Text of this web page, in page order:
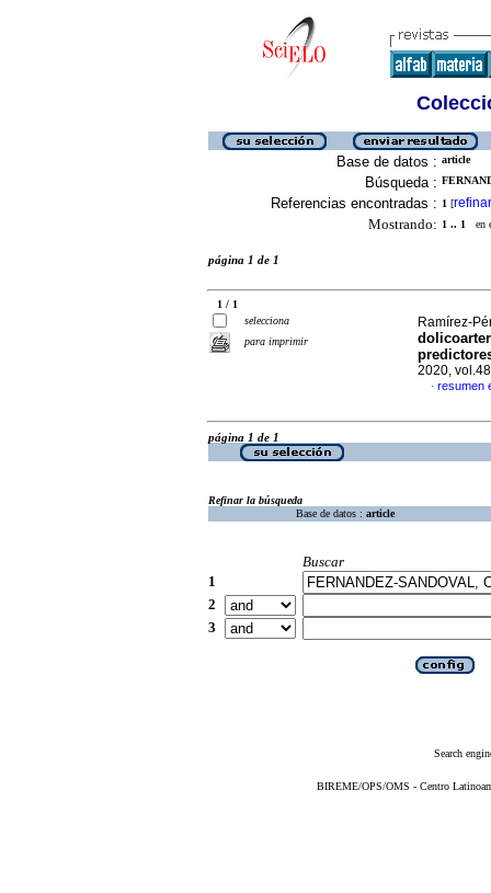
Base de datos : article
Búsqueda :
Referencias encontradas : 1 [refinar
Mostrando: 1 .. 1 en
página 1 de 1
1 / 1
selecciona
para imprimir
Ramírez-
2020,
· resumen
página 1 de 1
Refinar la búsqueda
Base de datos : article
Buscar
1
2
3
Search
BIREME/OPS/OMS - Centro